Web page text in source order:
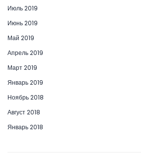
Июль 2019
Июнь 2019
Май 2019
Апрель 2019
Март 2019
Январь 2019
Ноябрь 2018
Август 2018
Январь 2018